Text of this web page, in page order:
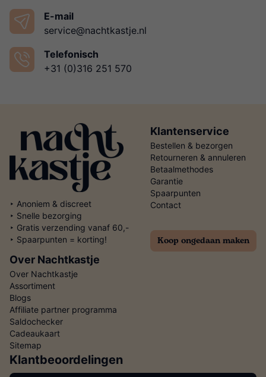
E-mail
service@nachtkastje.nl
Telefonisch
+31 (0)316 251 570
‣ Anoniem & discreet
‣ Snelle bezorging
‣ Gratis verzending vanaf 60,-
‣ Spaarpunten = korting!
Klantenservice
Bestellen & bezorgen
Retourneren & annuleren
Betaalmethodes
Garantie
Spaarpunten
Contact
Koop ongedaan maken
Over Nachtkastje
Over Nachtkastje
Assortiment
Blogs
Affiliate partner programma
Saldochecker
Cadeaukaart
Sitemap
Klantbeoordelingen